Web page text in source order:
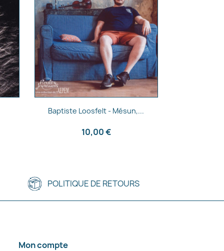
Aperçu rapide
Baptiste Loosfelt - Mésun,...
10,00 €
POLITIQUE DE RETOURS
Mon compte